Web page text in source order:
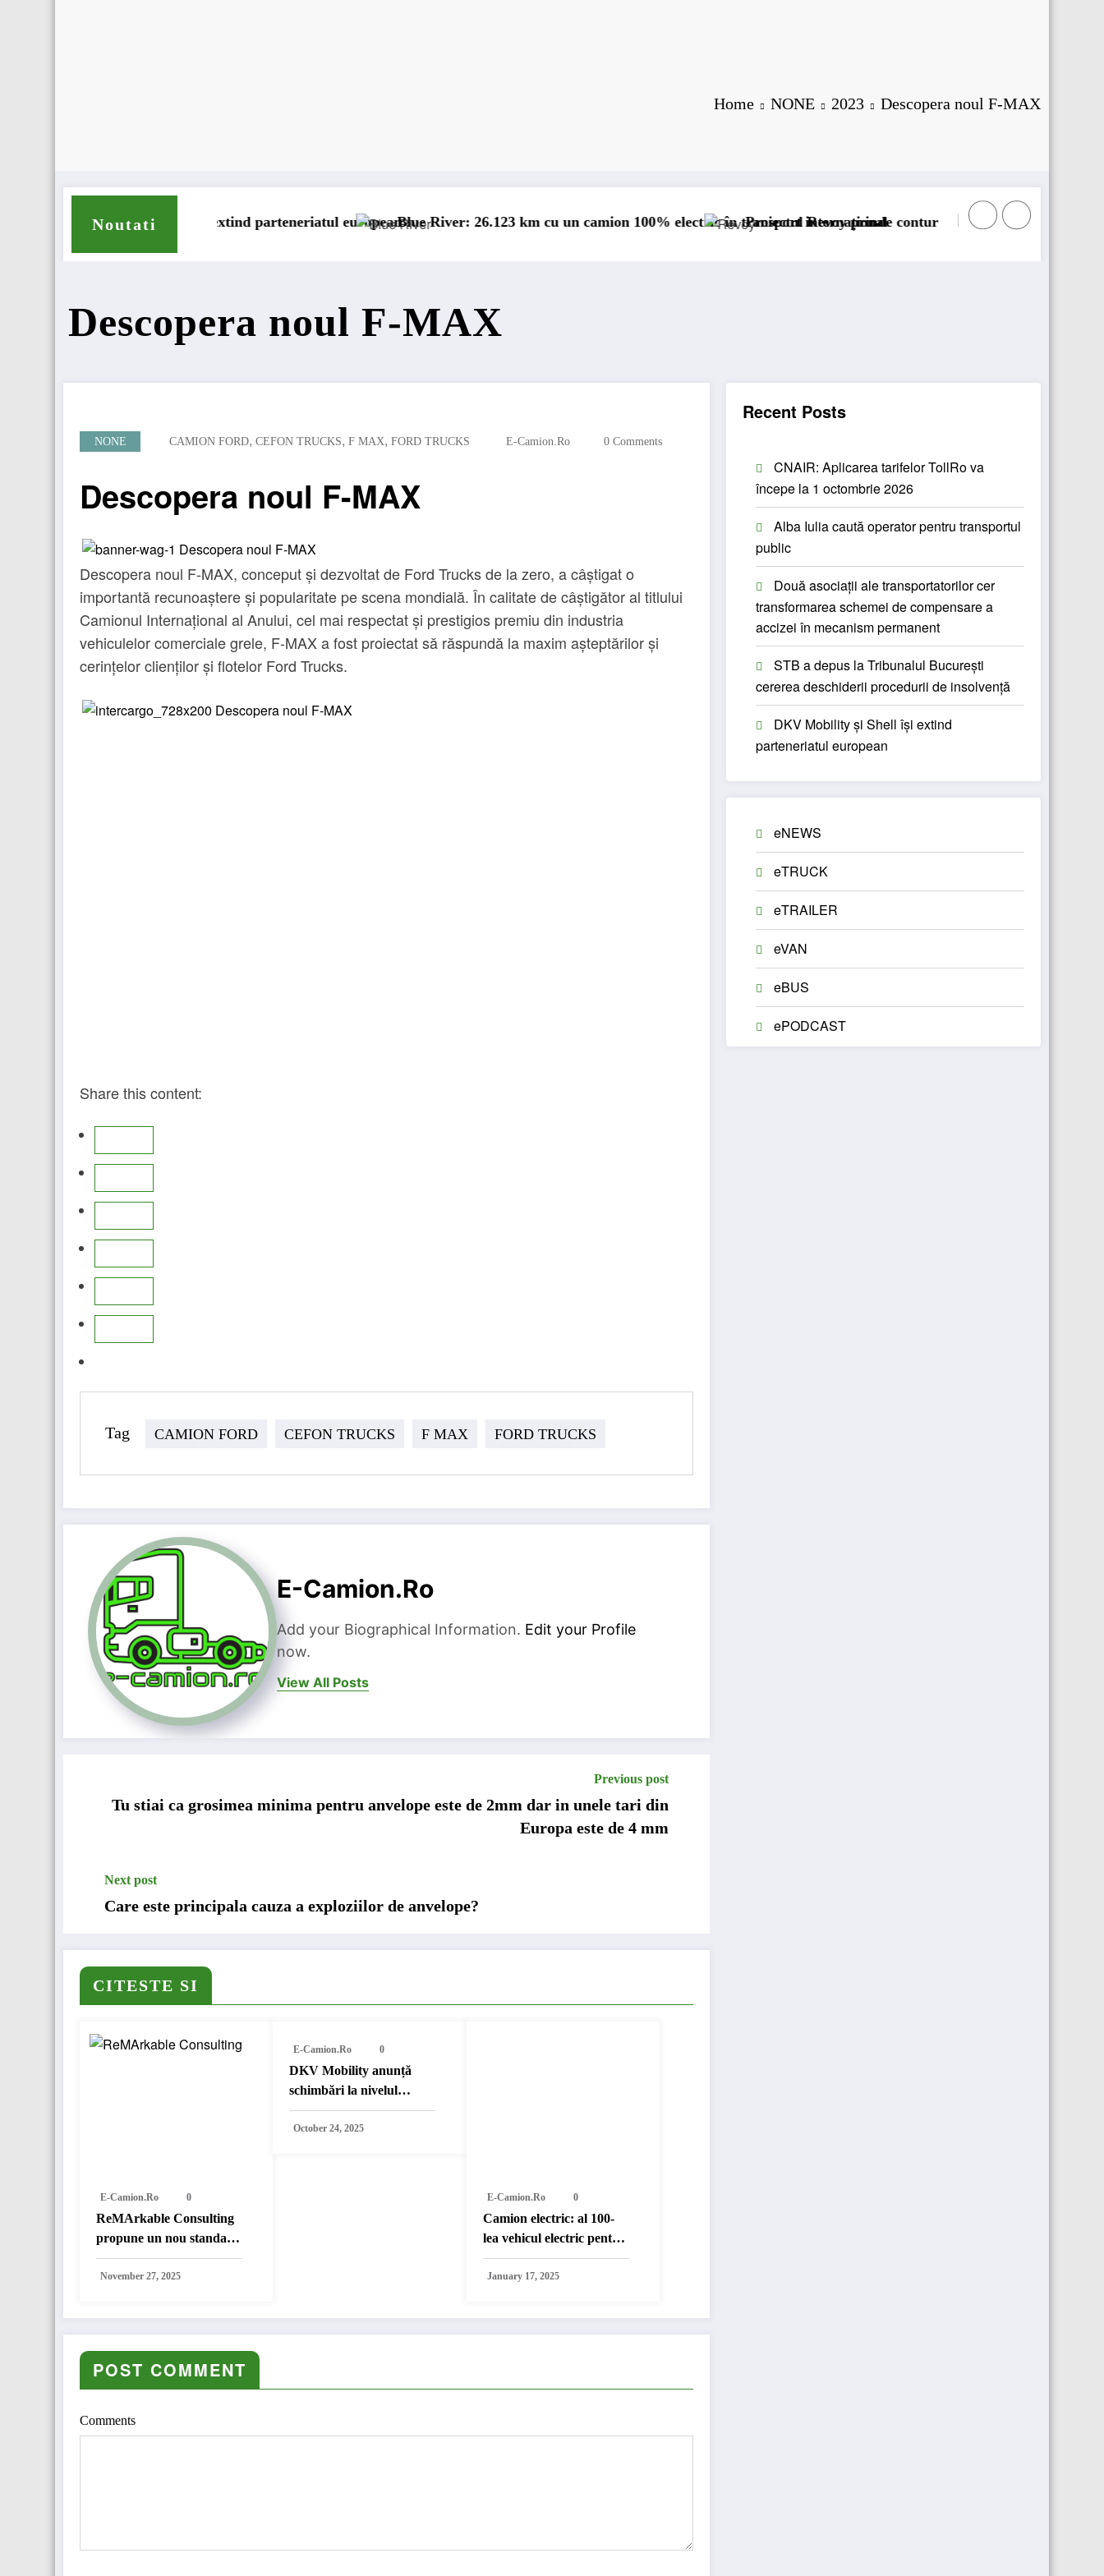
Home NONE 2023 Descopera noul F-MAX
Noutati
extind parteneriatul european Blue River: 26.123 km cu un camion 100% electric în transport internațional
Proiectul Revoy prinde contur Sailun își extinde gama de anvelope pentru
Descopera noul F-MAX
NONE CAMION FORD, CEFON TRUCKS, F MAX, FORD TRUCKS E-Camion.ro 0 Comments
Descopera noul F-MAX
Descopera noul F-MAX, conceput și dezvoltat de Ford Trucks de la zero, a câștigat o
importantă recunoaștere și popularitate pe scena mondială. În calitate de câștigător al titlului
Camionul Internațional al Anului, cel mai respectat și prestigios premiu din industria
vehiculelor comerciale grele, F-MAX a fost proiectat să răspundă la maxim așteptărilor și
cerințelor clienților și flotelor Ford Trucks.
Share this content:
Tag CAMION FORD CEFON TRUCKS F MAX FORD TRUCKS
E-Camion.ro
Add your Biographical Information. Edit your Profile
now.
View All Posts
Previous post
Tu stiai ca grosimea minima pentru anvelope este de 2mm dar in unele tari din
Europa este de 4 mm
Next post
Care este principala cauza a exploziilor de anvelope?
CITESTE SI
E-Camion.ro 0
ReMArkable Consulting
propune un nou standard
etic în recrutarea pentru
transporturi
November 27, 2025
E-Camion.ro 0
DKV Mobility anunță
schimbări la nivelul
conducerii
October 24, 2025
E-Camion.ro 0
Camion electric: al 100-
lea vehicul electric pentru
Dachser
January 17, 2025
POST COMMENT
Comments
Recent Posts
CNAIR: Aplicarea tarifelor TollRo va
începe la 1 octombrie 2026
Alba Iulia caută operator pentru transportul
public
Două asociații ale transportatorilor cer
transformarea schemei de compensare a
accizei în mecanism permanent
STB a depus la Tribunalul București
cererea deschiderii procedurii de insolvență
DKV Mobility și Shell își extind
parteneriatul european
eNEWS
eTRUCK
eTRAILER
eVAN
eBUS
ePODCAST